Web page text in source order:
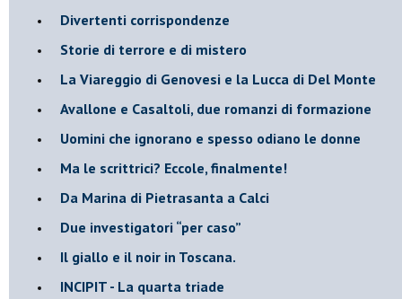
Divertenti corrispondenze
Storie di terrore e di mistero
La Viareggio di Genovesi e la Lucca di Del Monte
Avallone e Casaltoli, due romanzi di formazione
​Uomini che ignorano e spesso odiano le donne
Ma le scrittrici? Eccole, finalmente!
Da Marina di Pietrasanta a Calci
​Due investigatori “per caso”
​Il giallo e il noir in Toscana.
INCIPIT - La quarta triade